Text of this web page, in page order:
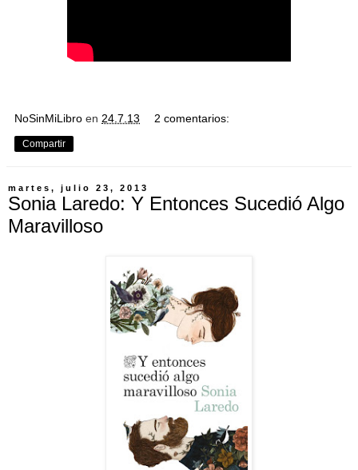
NoSinMiLibro en 24.7.13 2 comentarios:
Compartir
martes, julio 23, 2013
Sonia Laredo: Y Entonces Sucedió Algo
Maravilloso